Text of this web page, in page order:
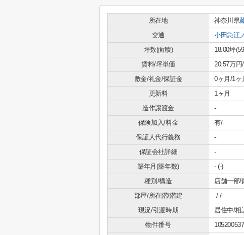
所在地 神奈川県
交通
小田急江
坪数(面積)
18.00坪
賃料/坪単価
20.57万円
敷金/礼金/保証金
0ヶ月/1ヶ
更新料
1ヶ月
造作譲渡金
-
保険加入/料金
有/-
保証人代行義務
-
保証会社詳細
-
築年月(築年数)
- (-)
種別/構造
店舗一部/
部屋/所在階/階建
-/-/-
現況/引渡時期
居住中/相
物件番号
105200537